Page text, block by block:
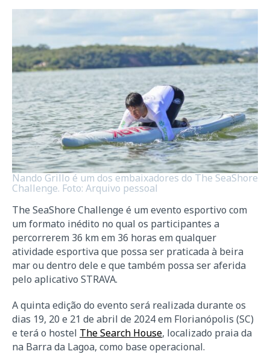
Nando Grillo é um dos embaixadores do The SeaShore
Challenge. Foto: Arquivo pessoal
The SeaShore Challenge é um evento esportivo com
um formato inédito no qual os participantes a
percorrerem 36 km em 36 horas em qualquer
atividade esportiva que possa ser praticada à beira
mar ou dentro dele e que também possa ser aferida
pelo aplicativo STRAVA.
A quinta edição do evento será realizada durante os
dias 19, 20 e 21 de abril de 2024 em Florianópolis (SC)
e terá o hostel The Search House, localizado praia da
na Barra da Lagoa, como base operacional.